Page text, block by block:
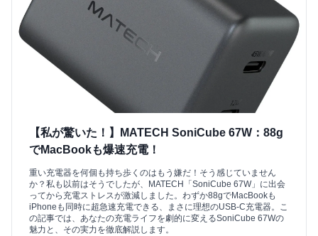
【私が驚いた！】MATECH SoniCube 67W：88g
でMacBookも爆速充電！
重い充電器を何個も持ち歩くのはもう嫌だ！そう感じていません
か？私も以前はそうでしたが、MATECH「SoniCube 67W」に出会
ってから充電ストレスが激減しました。わずか88gでMacBookも
iPhoneも同時に超急速充電できる、まさに理想のUSB-C充電器。こ
の記事では、あなたの充電ライフを劇的に変えるSoniCube 67Wの
魅力と、その実力を徹底解説します。